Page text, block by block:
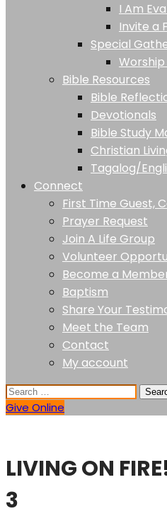
I Am
Invite a
Special
Bible Resources
Bible
Devotionals
Bible Study
Christian
Tagalog/
Connect
First Time Guest,
Prayer Request
Join A Life Group
Volunteer
Become a
Baptism
Share Your
Meet the Team
Contact
My account
Give Online
LIVING ON
3